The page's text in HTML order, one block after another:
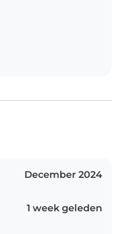
December 2024
1 week geleden